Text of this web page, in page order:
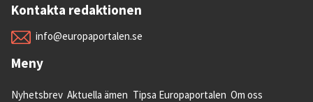
Kontakta redaktionen
info@europaportalen.se
Meny
Nyhetsbrev Aktuella ämen Tipsa Europaportalen Om oss